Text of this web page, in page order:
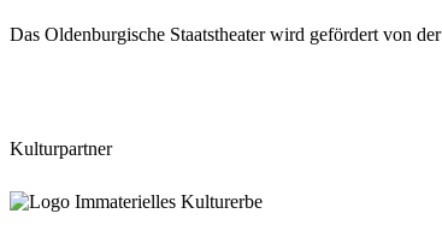
Das Oldenburgische Staatstheater wird gefördert von der
Kulturpartner